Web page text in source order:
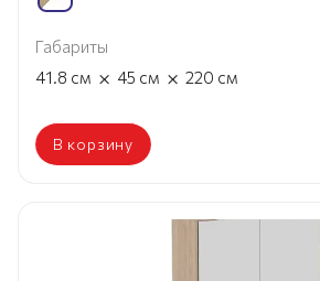
Габариты
41.8 см × 45 см × 220 см
В корзину